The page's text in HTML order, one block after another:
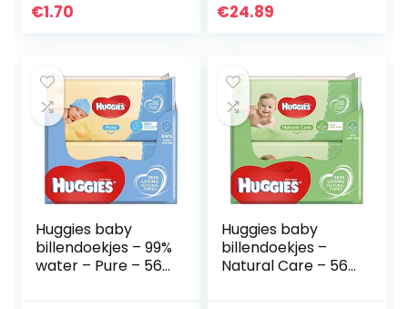
€1.70 €24.89
Huggies baby
billendoekjes – 99%
water – Pure – 560
Huggies baby
billendoekjes –
Natural Care – 560